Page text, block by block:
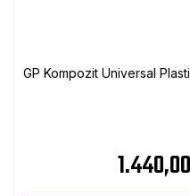
GP Kompozit Universal